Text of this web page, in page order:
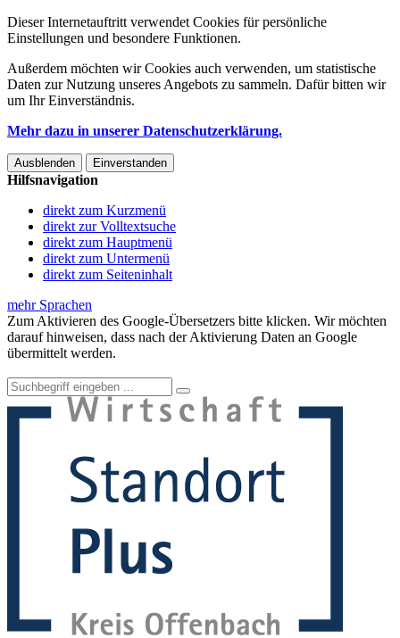
Dieser Internetauftritt verwendet Cookies für persönliche
Einstellungen und besondere Funktionen.
Außerdem möchten wir Cookies auch verwenden, um statistische
Daten zur Nutzung unseres Angebots zu sammeln. Dafür bitten wir
um Ihr Einverständnis.
Mehr dazu in unserer Datenschutzerklärung.
Ausblenden Einverstanden
Hilfsnavigation
direkt zum Kurzmenü
direkt zur Volltextsuche
direkt zum Hauptmenü
direkt zum Untermenü
direkt zum Seiteninhalt
mehr Sprachen
Zum Aktivieren des Google-Übersetzers bitte klicken. Wir möchten
darauf hinweisen, dass nach der Aktivierung Daten an Google
übermittelt werden.